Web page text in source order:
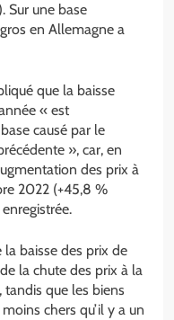
Sur une base
en Allemagne a
que la baisse
« est
causé par le
», car, en
des prix à
2022 (+45,8 %
la baisse des prix de
la chute des prix à la
que les biens
chers qu’il y a un